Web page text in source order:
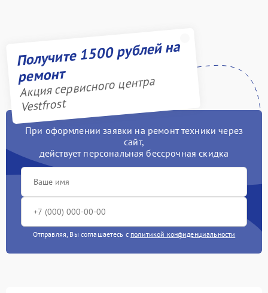
Получите 1500 рублей на
ремонт
Акция сервисного центра
Vestfrost
При оформлении заявки на ремонт техники через
сайт,
действует персональная бессрочная скидка
Отправляя, Вы соглашаетесь с политикой конфиденциальности